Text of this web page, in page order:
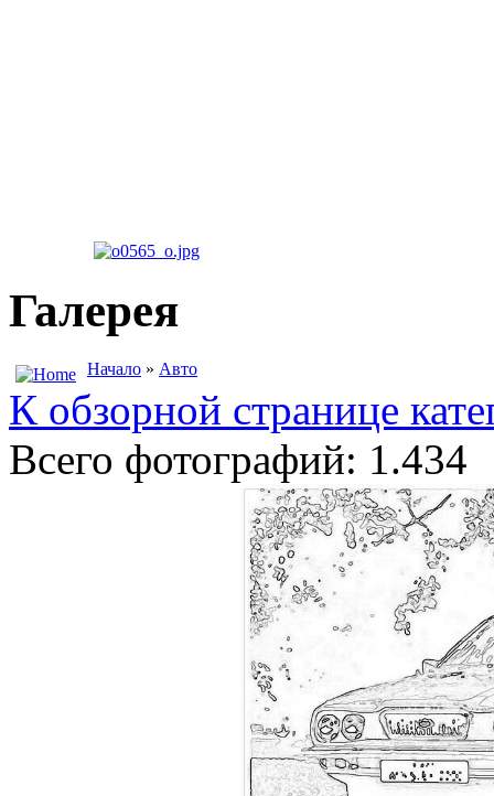
Галерея
Начало » Авто
К обзорной странице
Всего фотографий: 1.434